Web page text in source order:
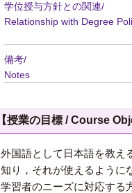
学位授与方針との関連/
Relationship with Degree
備考/
Notes
【授業の目標 / Course
外国語として日本語を教え
知り，それが使えるように
学習者のニーズに対応する